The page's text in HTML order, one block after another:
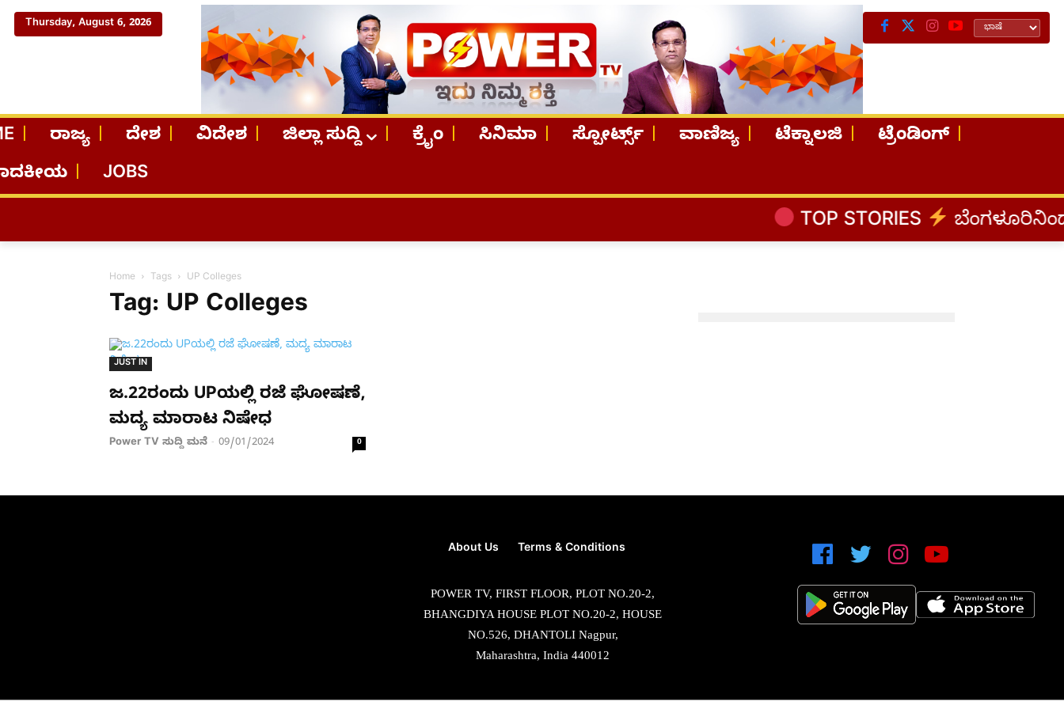
Thursday, August 6, 2026
ರಾಜ್ಯ ದೇಶ ವಿದೇಶ ಜಿಲ್ಲಾ ಸುದ್ದಿ ಕ್ರೈಂ ಸಿನಿಮಾ ಸ್ಪೋರ್ಟ್ಸ್ ವಾಣಿಜ್ಯ ಟೆಕ್ನಾಲಜಿ
ಟ್ರೆಂಡಿಂಗ್
JOBS
TOP STORIES ಬೆಂಗಳೂರಿನಿಂದ
Home Tags UP Colleges
Tag: UP Colleges
JUST IN
ಜ.22ರಂದು UPಯಲ್ಲಿ ರಜೆ ಘೋಷಣೆ,
ಮದ್ಯ ಮಾರಾಟ ನಿಷೇಧ
Power TV ಸುದ್ದಿ ಮನೆ - 09/01/2024 0
About Us Terms & Conditions
POWER TV, FIRST FLOOR, PLOT NO.20-2,
BHANGDIYA HOUSE PLOT NO.20-2, HOUSE
NO.526, DHANTOLI Nagpur,
Maharashtra, India 440012